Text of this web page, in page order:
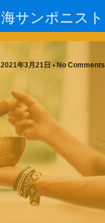
海サンポニスト
2021年3月21日 • No Comments